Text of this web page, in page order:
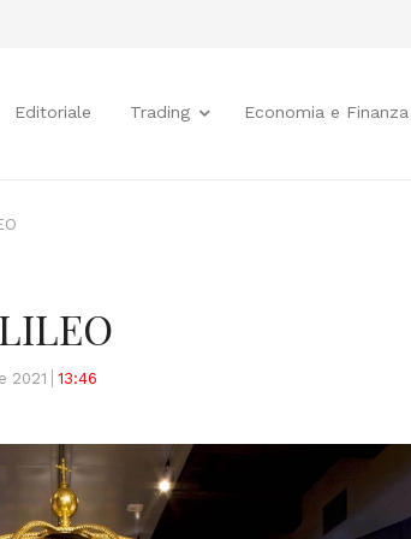
Editoriale Trading Economia e Finanza
2021
13:46